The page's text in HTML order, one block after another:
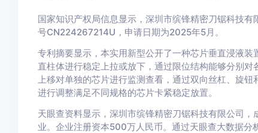
国家知识产权局信息显示，深圳市缤锋精密刀锯科技
号CN224267214U，申请日期为2025年5月。
专利摘要显示，本实用新型公开了一种芯片垂直浸液
直柱体进行稳定上拉或放下，通过限位结构能够分别
上移对单独的芯片进行监测查看，通过双向丝杠、旋
进行调整满足不同规格的芯片卡紧稳定放置。
天眼查资料显示，深圳市缤锋精密刀锯科技有限公司
业。企业注册资本500万人民币。通过天眼查大数据